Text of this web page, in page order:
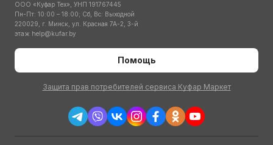
ООО «Куфар Тех», УНП 191767445
Пн-Пт: 10:00 – 18:00; Сб, Вс: Выходной
220029, г. Минск, ул. Красная 7А-2, 3-й
этаж help@kufar.by
Помощь
Защита прав потребителей сервиса Куфар Маркет